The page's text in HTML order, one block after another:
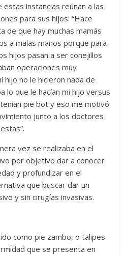
estas instancias reúnan a las
para sus hijos: “Hace
de que hay muchas mamás
a malas manos porque para
hijos pasan a ser conejillos
operaciones muy
hijo no le hicieron nada de
lo que le hacían mi hijo versus
pie bot y eso me motivó
junto a los doctores
vez se realizaba en el
por objetivo dar a conocer
y profundizar en el
que buscar dar un
y sin cirugías invasivas.
como pie zambo, o talipes
que se presenta en